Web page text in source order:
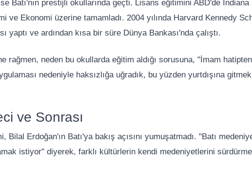
Batı'nın prestijli okullarında geçti. Lisans eğitimini ABD'de Indiana
ve Ekonomi üzerine tamamladı. 2004 yılında Harvard Kennedy
yaptı ve ardından kısa bir süre Dünya Bankası'nda çalıştı.
rağmen, neden bu okullarda eğitim aldığı sorusuna, "İmam
nedeniyle haksızlığa uğradık, bu yüzden yurtdışına
ve Sonrası
Bilal Erdoğan'ın Batı'ya bakış açısını yumuşatmadı. "Batı
istiyor" diyerek, farklı kültürlerin kendi medeniyetlerini